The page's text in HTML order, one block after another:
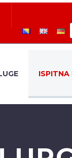
ISPITNA